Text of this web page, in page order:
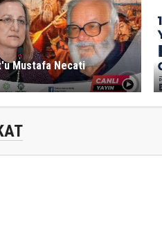
Mustafa Necati